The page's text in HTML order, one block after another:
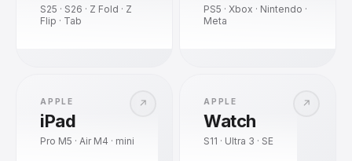
S25 · S26 · Z Fold · Z
Flip · Tab
PS5 · Xbox · Nintendo ·
Meta
↗
APPLE
iPad
Pro M5 · Air M4 · mini
↗
APPLE
Watch
S11 · Ultra 3 · SE